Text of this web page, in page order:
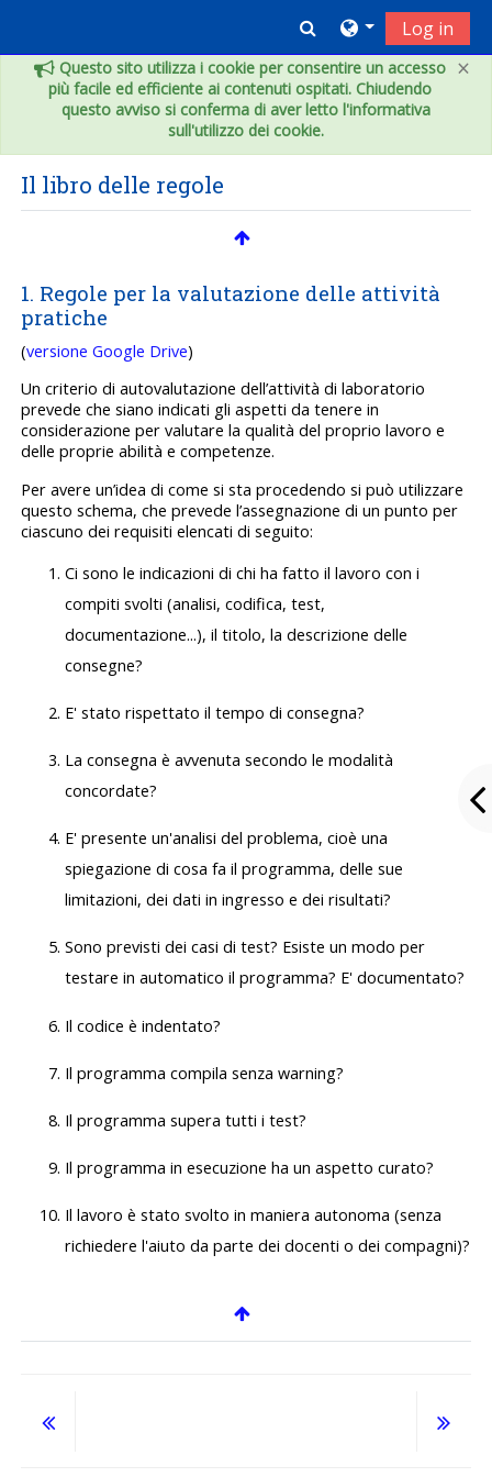
×
Questo sito utilizza i cookie per consentire un accesso
più facile ed efficiente ai contenuti ospitati. Chiudendo
questo avviso si conferma di aver letto l'informativa
sull'utilizzo dei cookie.
Toggle search
Log in
Il libro delle regole
1. Regole per la valutazione delle attività
pratiche
(versione Google Drive)
Un criterio di autovalutazione dell’attività di laboratorio
prevede che siano indicati gli aspetti da tenere in
considerazione per valutare la qualità del proprio lavoro e
delle proprie abilità e competenze.
Per avere un’idea di come si sta procedendo si può utilizzare
questo schema, che prevede l’assegnazione di un punto per
ciascuno dei requisiti elencati di seguito:
Ci sono le indicazioni di chi ha fatto il lavoro con i
compiti svolti (analisi, codifica, test,
documentazione...), il titolo, la descrizione delle
consegne?
E' stato rispettato il tempo di consegna?
La consegna è avvenuta secondo le modalità
concordate?
E' presente un'analisi del problema, cioè una
spiegazione di cosa fa il programma, delle sue
limitazioni, dei dati in ingresso e dei risultati?
Sono previsti dei casi di test? Esiste un modo per
testare in automatico il programma? E' documentato?
Il codice è indentato?
Il programma compila senza warning?
Il programma supera tutti i test?
Il programma in esecuzione ha un aspetto curato?
Il lavoro è stato svolto in maniera autonoma (senza
richiedere l'aiuto da parte dei docenti o dei compagni)?